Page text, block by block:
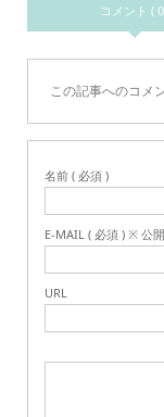
コメント (
この記事へのコメ
名前 ( 必須 )
E-MAIL ( 必須 ) ※ 公
URL